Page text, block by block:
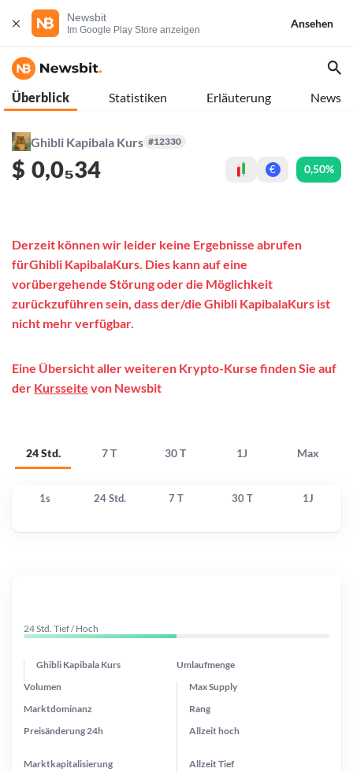
Newsbit
Im Google Play Store anzeigen
Ansehen
Überblick Statistiken Erläuterung News
Ghibli Kapibala Kurs #12330
$ 0,0₅34 € 0,50%
24 Std. 7 T 30 T 1J Max
Derzeit können wir leider keine Ergebnisse abrufen
fürGhibli KapibalaKurs. Dies kann auf eine
vorübergehende Störung oder die Möglichkeit
zurückzuführen sein, dass der/die Ghibli KapibalaKurs ist
nicht mehr verfügbar.
Eine Übersicht aller weiteren Krypto-Kurse finden Sie auf
der Kursseite von Newsbit
1s 24 Std. 7 T 30 T 1J
24 Std. Tief / Hoch
Ghibli Kapibala Kurs Umlaufmenge
Preisänderung 24h
Max Supply
Marktdominanz
Marktkapitalisierung
Volumen
Rang
Allzeithoch
AllzeitTief